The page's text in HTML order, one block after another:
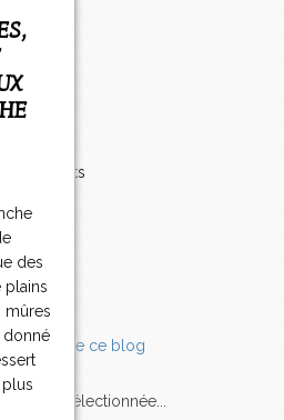
des
plains
mûres
donné
style m'a sélectionnée...